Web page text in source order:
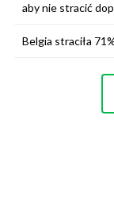
aby nie stracić
Belgia straciła